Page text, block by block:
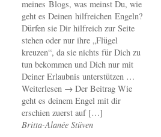
meines Blogs, was meinst Du, wie
geht es Deinen hilfreichen Engeln?
Dürfen sie Dir hilfreich zur Seite
stehen oder nur ihre „Flügel
kreuzen“, da sie nichts für Dich zu
tun bekommen und Dich nur mit
Deiner Erlaubnis unterstützen …
Weiterlesen → Der Beitrag Wie
geht es deinem Engel mit dir
erschien zuerst auf […]
Britta-Alanée Stüven